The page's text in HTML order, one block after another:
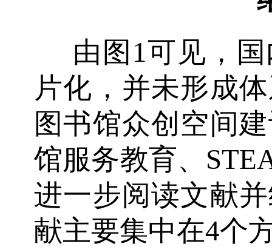
由图1可见，
片化，并未形成
图书馆众创空间
馆服务教育、
进一步阅读文献
献主要集中在4个